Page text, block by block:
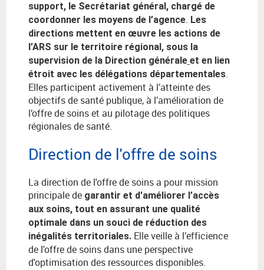
support, le Secrétariat général, chargé de
coordonner les moyens de l’agence. Les
directions mettent en œuvre les actions de
l’ARS sur le territoire régional, sous la
supervision de la Direction générale et en lien
étroit avec les délégations départementales.
Elles participent activement à l’atteinte des
objectifs de santé publique, à l’amélioration de
l’offre de soins et au pilotage des politiques
régionales de santé.
Direction de l'offre de soins
La direction de l'offre de soins a pour mission
principale de garantir et d'améliorer l’accès
aux soins, tout en assurant une qualité
optimale dans un souci de réduction des
inégalités territoriales. Elle veille à l’efficience
de l'offre de soins dans une perspective
d'optimisation des ressources disponibles.